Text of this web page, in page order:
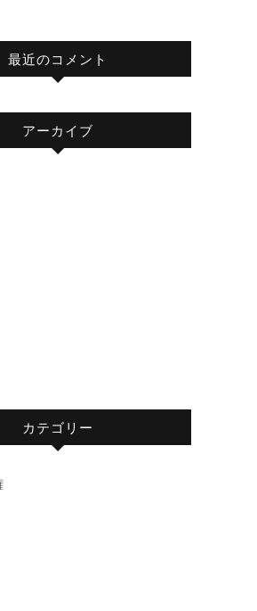
最近のコメント
アーカイブ
カテゴリー